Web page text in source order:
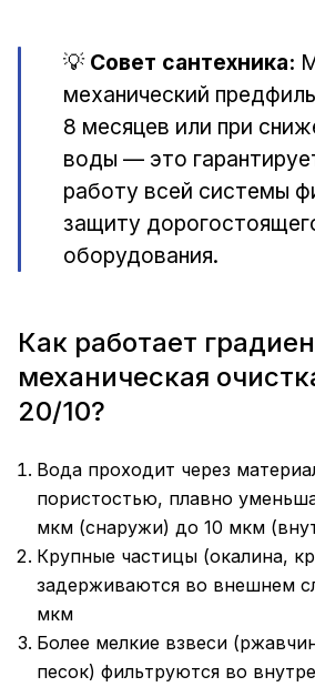
💡 Совет сантехника:
механический
8 месяцев или при
воды — это
работу всей системы
защиту
оборудования.
Как работает
механическая
20/10?
Вода проходит через
пористостью, плавно
мкм (снаружи) до 10 мкм
Крупные частицы (окалина,
задерживаются во внешнем
мкм
Более мелкие взвеси
песок) фильтруются во